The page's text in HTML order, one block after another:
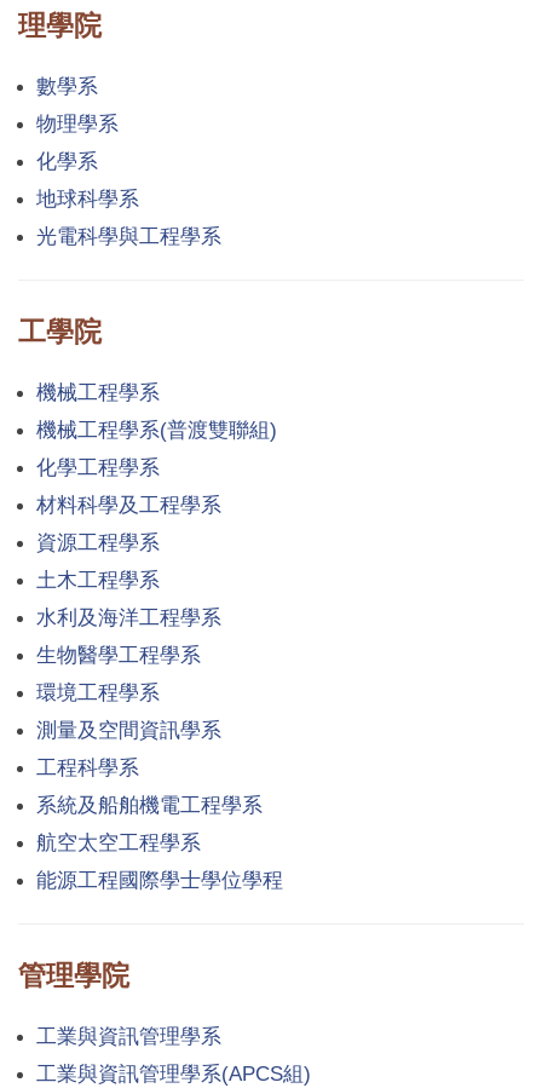
理學院
數學系
物理學系
化學系
地球科學系
光電科學與工程學系
工學院
機械工程學系
機械工程學系(普渡雙聯組)
化學工程學系
材料科學及工程學系
資源工程學系
土木工程學系
水利及海洋工程學系
生物醫學工程學系
環境工程學系
測量及空間資訊學系
工程科學系
系統及船舶機電工程學系
航空太空工程學系
能源工程國際學士學位學程
管理學院
工業與資訊管理學系
工業與資訊管理學系(APCS組)